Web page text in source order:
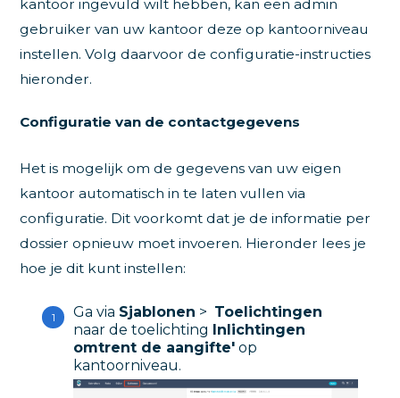
kantoor ingevuld wilt hebben, kan een admin
gebruiker van uw kantoor deze op kantoorniveau
instellen. Volg daarvoor de configuratie-instructies
hieronder.
Configuratie van de contactgegevens
Het is mogelijk om de gegevens van uw eigen
kantoor automatisch in te laten vullen via
configuratie. Dit voorkomt dat je de informatie per
dossier opnieuw moet invoeren. Hieronder lees je
hoe je dit kunt instellen:
Ga via Sjablonen > Toelichtingen
naar de toelichting Inlichtingen
omtrent de aangifte' op
kantoorniveau.